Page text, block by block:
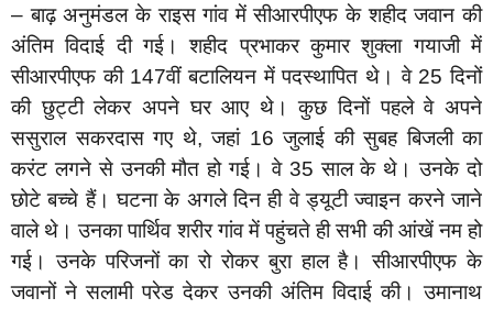
– बाढ़ अनुमंडल के राइस गांव में सीआरपीएफ के शहीद जवान की
अंतिम विदाई दी गई। शहीद प्रभाकर कुमार शुक्ला गयाजी में
सीआरपीएफ की 147वीं बटालियन में पदस्थापित थे। वे 25 दिनों
की छुट्टी लेकर अपने घर आए थे। कुछ दिनों पहले वे अपने
ससुराल सकरदास गए थे, जहां 16 जुलाई की सुबह बिजली का
करंट लगने से उनकी मौत हो गई। वे 35 साल के थे। उनके दो
छोटे बच्चे हैं। घटना के अगले दिन ही वे ड्यूटी ज्वाइन करने जाने
वाले थे। उनका पार्थिव शरीर गांव में पहुंचते ही सभी की आंखें नम हो
गई। उनके परिजनों का रो रोकर बुरा हाल है। सीआरपीएफ के
जवानों ने सलामी परेड देकर उनकी अंतिम विदाई की। उमानाथ